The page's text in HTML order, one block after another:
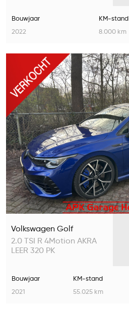
Bouwjaar
2022
KM-stand
8.000 km
Volkswagen Golf
2.0 TSI R 4Motion AKRA
LEER 320 PK
Bouwjaar
2021
KM-stand
55.025 km